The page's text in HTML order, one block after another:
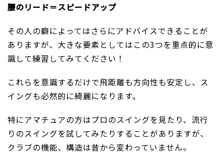
腰のリード＝スピードアップ
その人の癖によってはさらにアドバイスできることが
ありますが、大きな要素としてはこの3つを重点的に意
識して練習してみてください！
これらを意識するだけで飛距離も方向性も安定し、ス
イングも必然的に綺麗になります。
特にアマチュアの方はプロのスイングを見たり、流行
りのスイングを試してみたりすることがありますが、
クラブの機能、構造は昔から変わっていません。